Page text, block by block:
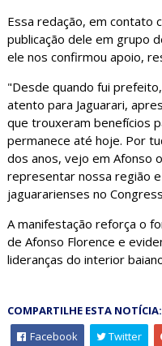
Essa redação, em contato
publicação dele em grupo
ele nos confirmou apoio,
"Desde quando fui
atento para Jaguarari,
que trouxeram benefícios
permanece até hoje. Por
dos anos, vejo em Afonso
representar nossa região
jaguararienses no
A manifestação reforça o
de Afonso Florence e
lideranças do interior
COMPARTILHE ESTA NOTÍCIA:
Facebook
Twitter